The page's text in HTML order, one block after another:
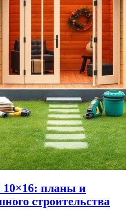
10×16: планы и
строительства